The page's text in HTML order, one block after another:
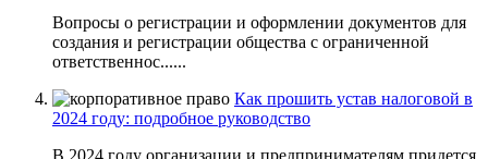
Вопросы о регистрации и оформлении документов для
создания и регистрации общества с ограниченной
ответственнос......
Как прошить устав налоговой в
2024 году: подробное руководство